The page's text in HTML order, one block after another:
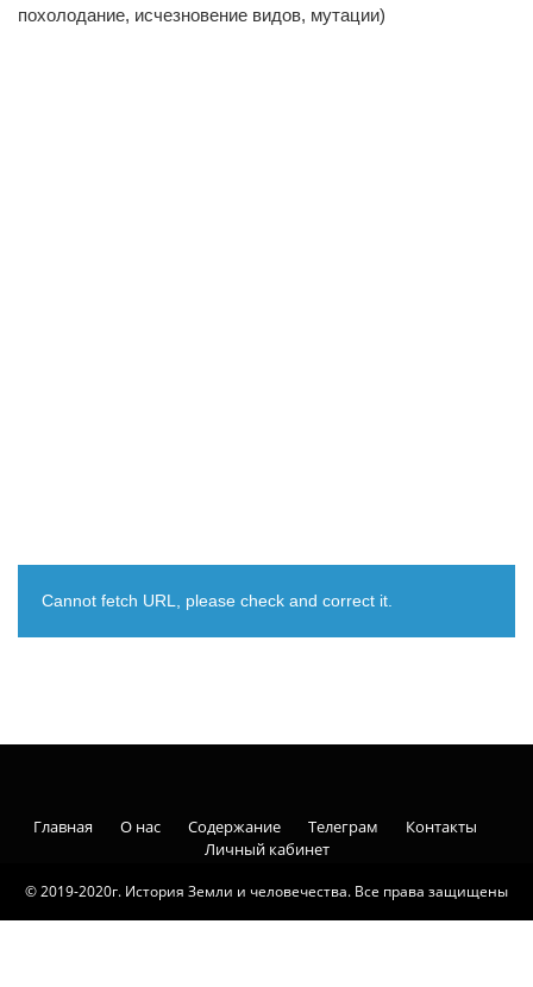
похолодание, исчезновение видов, мутации)
Cannot fetch URL, please check and correct it.
© 2019-2020г. История Земли и человечества. Все права защищены
Главная О нас Содержание Телеграм
Контакты
Личный кабинет